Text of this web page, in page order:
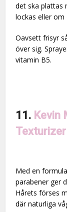
det ska plattas
lockas eller om
Oavsett frisyr
över sig.
vitamin B5.
11. Kevin
Texturizer
Med en
parabener ger
Hårets förses
där naturliga